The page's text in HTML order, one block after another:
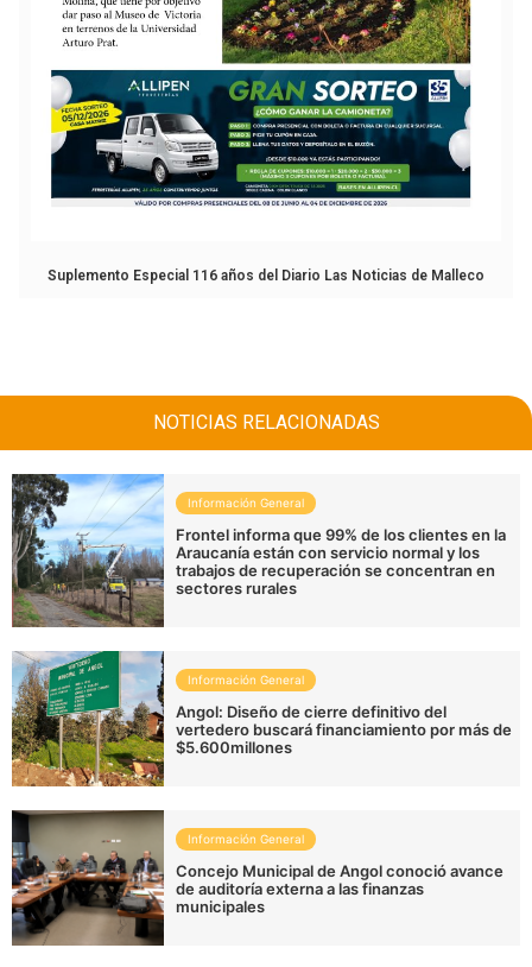
Suplemento Especial 116 años del Diario Las Noticias de Malleco
NOTICIAS RELACIONADAS
Información General
Frontel informa que 99% de los clientes en la
Araucanía están con servicio normal y los
trabajos de recuperación se concentran en
sectores rurales
Información General
Angol: Diseño de cierre definitivo del
vertedero buscará financiamiento por más de
$5.600millones
Información General
Concejo Municipal de Angol conoció avance
de auditoría externa a las finanzas
municipales